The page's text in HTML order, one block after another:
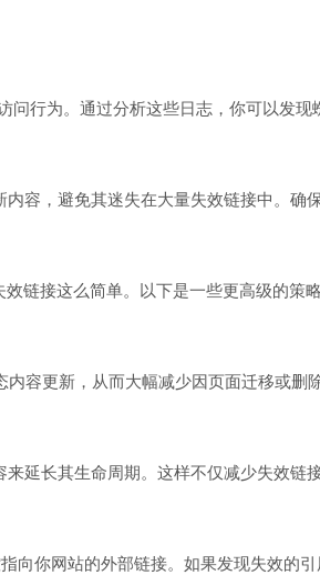
问行为。通过分析这些日志，你可以发
容，避免其迷失在大量失效链接中。确
链接这么简单。以下是一些更高级的策
容更新，从而大幅减少因页面迁移或删
延长其生命周期。这样不仅减少失效链
向你网站的外部链接。如果发现失效的